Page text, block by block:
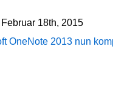
18th, 2015